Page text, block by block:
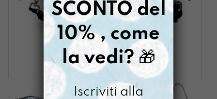
SCONTO del
10% , come
la vedi? 🎁
Iscriviti alla